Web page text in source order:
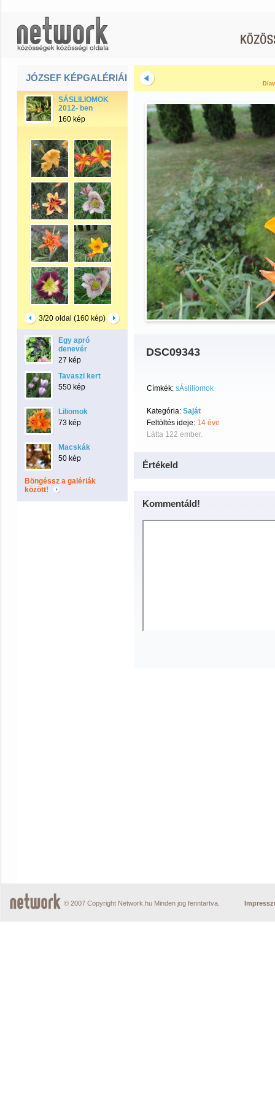
JÓZSEF KÉPGALÉRIÁI
SÁSLILIOMOK
2012- ben
160 kép
3/20 oldal (160 kép)
Egy apró
denevér
27 kép
Tavaszi kert
550 kép
Liliomok
73 kép
Macskák
50 kép
Böngéssz a galériák
között!
DSC09343
Címkék: sÁsliliomok
Kategória: Saját
Feltöltés ideje: 14 éve
Látta 122 ember.
Értékeld
Kommentáld!
© 2007 Copyright Network.hu Minden jog fenntartva.